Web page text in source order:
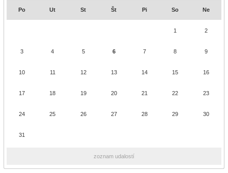
Po Ut St Št Pi So Ne
1 2
3 4 5 6 7 8 9
10 11 12 13 14 15 16
17 18 19 20 21 22 23
24 25 26 27 28 29 30
31
zoznam udalostí